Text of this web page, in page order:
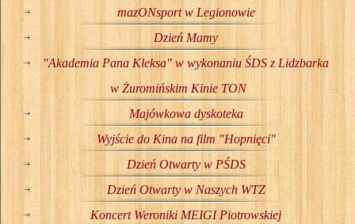
mazONsport w Legionowie
Dzień Mamy
"Akademia Pana Kleksa" w wykonaniu ŚDS z Lidzbarka
w Żuromińskim Kinie TON
Majówkowa dyskoteka
Wyjście do Kina na film "Hopnięci"
Dzień Otwarty w PŚDS
Dzień Otwarty w Naszych WTZ
Koncert Weroniki MEIGI Piotrowskiej